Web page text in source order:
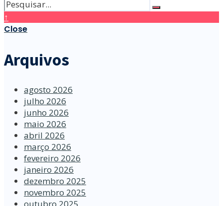
↑
Close
Arquivos
agosto 2026
julho 2026
junho 2026
maio 2026
abril 2026
março 2026
fevereiro 2026
janeiro 2026
dezembro 2025
novembro 2025